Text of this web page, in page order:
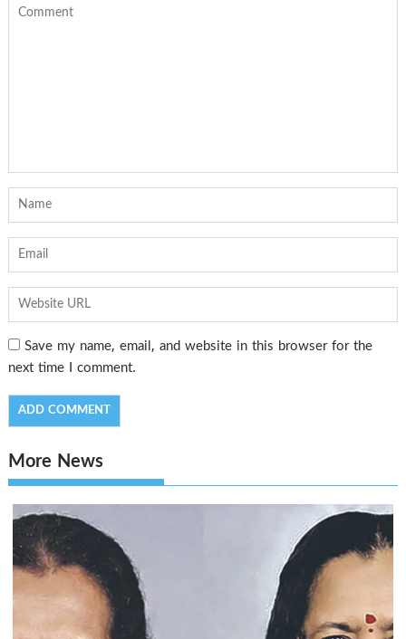
Save my name, email, and website in this browser for the
next time I comment.
More News